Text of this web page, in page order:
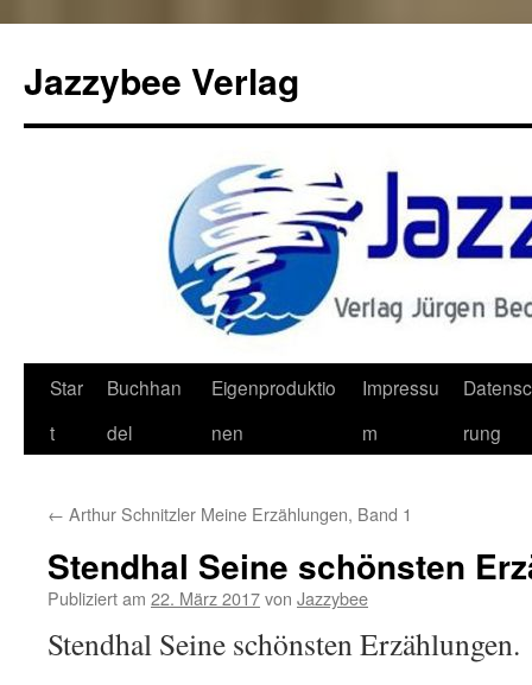
Jazzybee Verlag
Zum
Inhalt
Star
t
Buchhan
del
Eigenproduktio
nen
Impressu
m
rung
← Arthur Schnitzler Meine Erzählungen, Band 1
Stendhal Seine schönsten
Publiziert am 22. März 2017von Jazzybee
Stendhal Seine schönsten Erzählungen.